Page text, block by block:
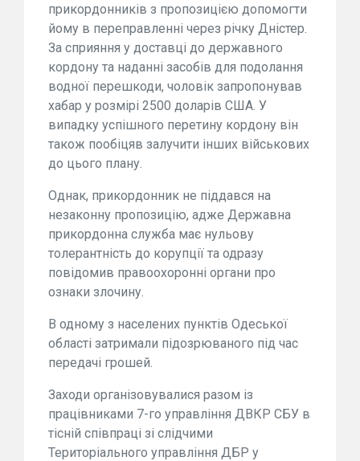
прикордонників з пропозицією допомогти
йому в переправленні через річку Дністер.
За сприяння у доставці до державного
кордону та наданні засобів для подолання
водної перешкоди, чоловік запропонував
хабар у розмірі 2500 доларів США. У
випадку успішного перетину кордону він
також пообіцяв залучити інших військових
до цього плану.
Однак, прикордонник не піддався на
незаконну пропозицію, адже Державна
прикордонна служба має нульову
толерантність до корупції та одразу
повідомив правоохоронні органи про
ознаки злочину.
В одному з населених пунктів Одеської
області затримали підозрюваного під час
передачі грошей.
Заходи організовувалися разом із
працівниками 7-го управління ДВКР СБУ в
тісній співпраці зі слідчими
Територіального управління ДБР у